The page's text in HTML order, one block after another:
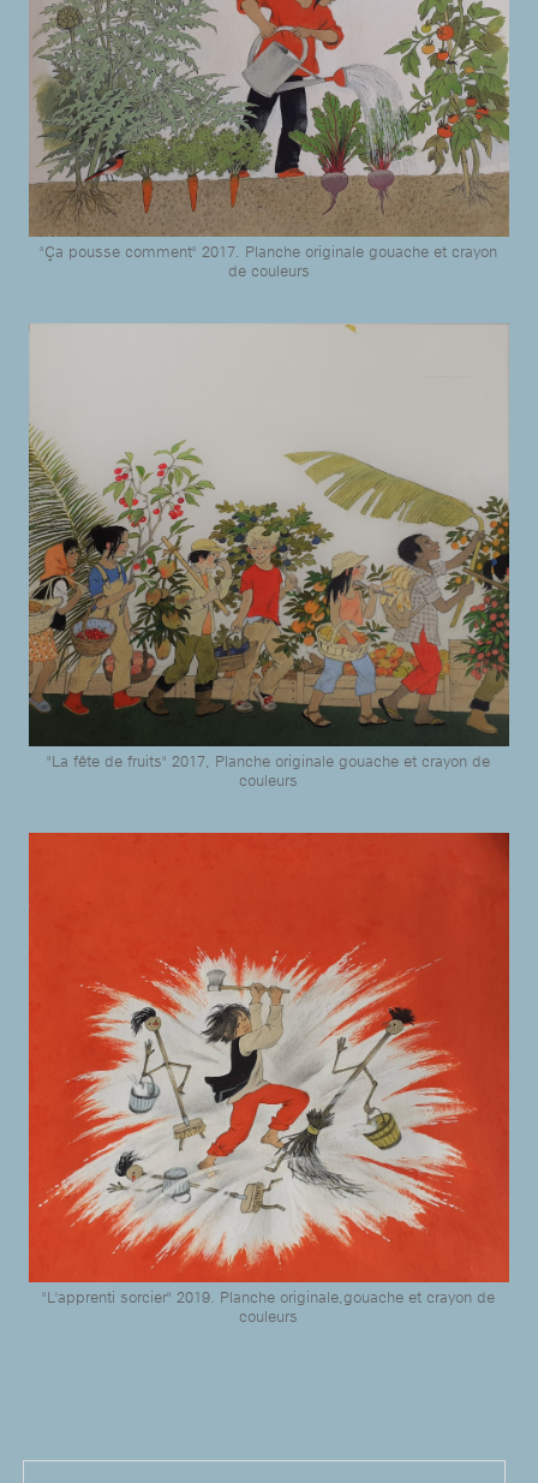
"Ça pousse comment" 2017. Planche originale gouache et crayon
de couleurs
"La fête de fruits" 2017, Planche originale gouache et crayon de
couleurs
"L'apprenti sorcier" 2019. Planche originale,gouache et crayon de
couleurs